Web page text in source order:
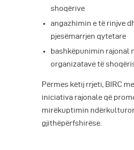
shoqërive
angazhimin e të rinjve
pjesëmarrjen qytetare
bashkëpunimin rajonal
organizatave të
Përmes këtij rrjeti, BIRC
iniciativa rajonale që
mirëkuptimin
gjithëpërfshirëse.